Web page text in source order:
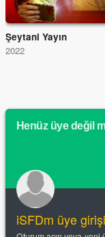
Şeytani Yayın
2022
Henüz üye değil
iSFDm üye girişi